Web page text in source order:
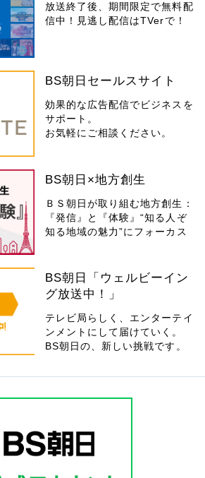
放送終了後、期間限定で無料配
信中！見逃し配信はTVerで！
BS朝日セールスサイト
効果的な広告配信でビジネスを
サポート。
お気軽にご相談ください。
BS朝日×地方創生
ＢＳ朝日が取り組む地方創生：
『発信』と『体験』“知る人ぞ
知る地域の魅力”にフォーカス
BS朝日「ウェルビーイン
グ放送中！」
テレビ局らしく、エンターテイ
ンメントにして届けていく。
BS朝日の、新しい挑戦です。